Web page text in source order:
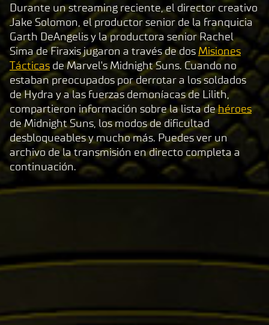
Durante un streaming reciente, el director creativo
Jake Solomon, el productor senior de la franquicia
Garth DeAngelis y la productora senior Rachel
Sima de Firaxis jugaron a través de dos Misiones
Tácticas de Marvel's Midnight Suns. Cuando no
estaban preocupados por derrotar a los soldados
de Hydra y a las fuerzas demoníacas de Lilith,
compartieron información sobre la lista dehéroes
de Midnight Suns, los modos de dificultad
desbloqueables y mucho más. Puedes ver un
archivo de la transmisión en directo completa a
continuación.